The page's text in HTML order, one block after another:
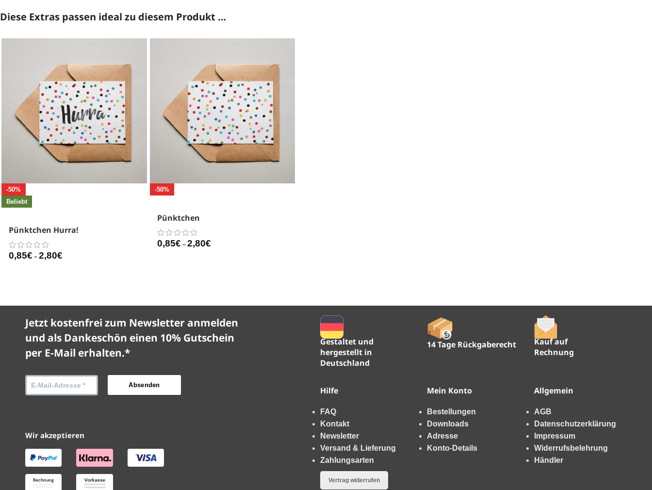
Diese Extras passen ideal zu diesem Produkt …
-50%
Beliebt
Pünktchen Hurra!
0,85€ – 2,80€
-50%
Pünktchen
0,85€ – 2,80€
Jetzt kostenfrei zum Newsletter anmelden
und als Dankeschön einen 10% Gutschein
per E-Mail erhalten.*
Wir akzeptieren
Gestaltet und
hergestellt in
Deutschland
14 Tage Rückgaberecht
Kauf auf
Rechnung
Hilfe
FAQ
Kontakt
Newsletter
Versand & Lieferung
Zahlungsarten
Vertrag widerrufen
Mein Konto
Bestellungen
Downloads
Adresse
Konto-Details
Allgemein
AGB
Datenschutzerklärung
Impressum
Widerrufsbelehrung
Händler